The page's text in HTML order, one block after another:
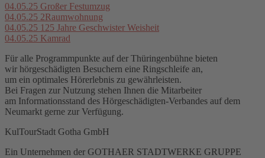
04.05.25 Großer Festumzug
04.05.25 2Raumwohnung
04.05.25 125 Jahre Geschwister Weisheit
04.05.25 Kamrad
Für alle Programmpunkte auf der Thüringenbühne bieten
wir hörgeschädigten Besuchern eine Ringschleife an,
um ein optimales Hörerlebnis zu gewährleisten.
Bei Fragen zur Nutzung stehen Ihnen die Mitarbeiter
am Informationsstand des Hörgeschädigten-Verbandes auf dem
Neumarkt gerne zur Verfügung.
KulTourStadt Gotha GmbH
Ein Unternehmen der GOTHAER STADTWERKE GRUPPE